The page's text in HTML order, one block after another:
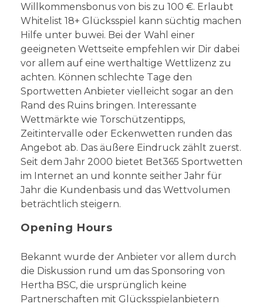
Willkommensbonus von bis zu 100 €. Erlaubt
Whitelist 18+ Glücksspiel kann süchtig machen
Hilfe unter buwei. Bei der Wahl einer
geeigneten Wettseite empfehlen wir Dir dabei
vor allem auf eine werthaltige Wettlizenz zu
achten. Können schlechte Tage den
Sportwetten Anbieter vielleicht sogar an den
Rand des Ruins bringen. Interessante
Wettmärkte wie Torschützentipps,
Zeitintervalle oder Eckenwetten runden das
Angebot ab. Das äußere Eindruck zählt zuerst.
Seit dem Jahr 2000 bietet Bet365 Sportwetten
im Internet an und konnte seither Jahr für
Jahr die Kundenbasis und das Wettvolumen
beträchtlich steigern.
Opening Hours
Bekannt wurde der Anbieter vor allem durch
die Diskussion rund um das Sponsoring von
Hertha BSC, die ursprünglich keine
Partnerschaften mit Glücksspielanbietern